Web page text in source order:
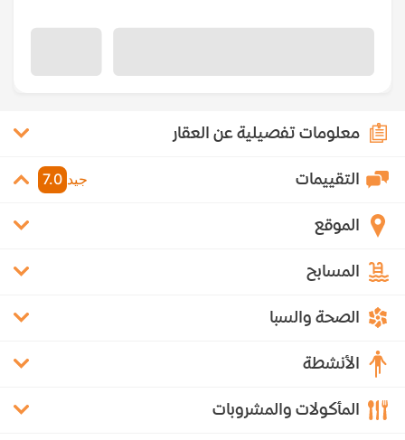
معلومات تفصيلية عن العقار
التقييمات جيد 7.0
الموقع
المسابح
الصحة والسبا
الأنشطة
المأكولات والمشروبات